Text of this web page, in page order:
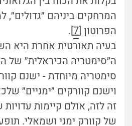
המרחקים ביניהם ״גדולים״,
הפרוטון [7
].
בעיה תאורטית אחרת היא
ה״סימטריה הכיראלית״ של
סימטריה מיוחדת - ישנם
וישנם קוורקים ״ימניים״
זה לזה, אולם קיימות
של קוורק ימני ושמאלי.